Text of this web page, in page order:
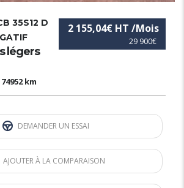
29 900€
2 155,04€ HT /Mois
35S12 D
légers
74952 km
DEMANDER UN ESSAI
AJOUTER À LA COMPARAISON